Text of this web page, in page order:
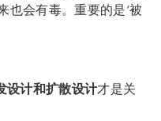
也会有毒。重要的是‘被
设计和扩散设计才是关